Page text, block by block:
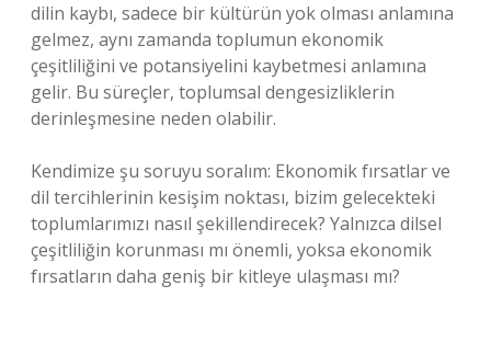
dilin kaybı, sadece bir kültürün yok olması anlamına
gelmez, aynı zamanda toplumun ekonomik
çeşitliliğini ve potansiyelini kaybetmesi anlamına
gelir. Bu süreçler, toplumsal dengesizliklerin
derinleşmesine neden olabilir.
Kendimize şu soruyu soralım: Ekonomik fırsatlar ve
dil tercihlerinin kesişim noktası, bizim gelecekteki
toplumlarımızı nasıl şekillendirecek? Yalnızca dilsel
çeşitliliğin korunması mı önemli, yoksa ekonomik
fırsatların daha geniş bir kitleye ulaşması mı?